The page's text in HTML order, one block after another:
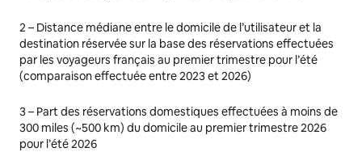
2 – Distance médiane entre le domicile de l’utilisateur et la
destination réservée sur la base des réservations effectuées
par les voyageurs français au premier trimestre pour l’été
(comparaison effectuée entre 2023 et 2026)
3 – Part des réservations domestiques effectuées à moins de
300 miles (~500 km) du domicile au premier trimestre 2026
pour l’été 2026